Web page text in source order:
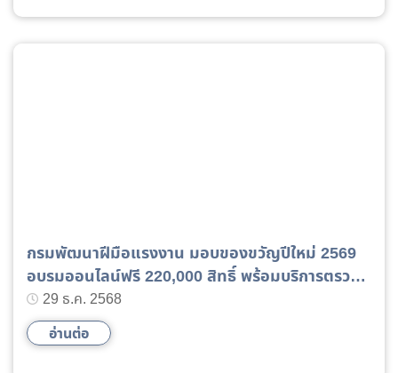
กรมพัฒนาฝีมือแรงงาน มอบของขวัญปีใหม่ 2569
อบรมออนไลน์ฟรี 220,000 สิทธิ์ พร้อมบริการตรวจ
สภาพรถช่วงปีใหม่ 2569
29 ธ.ค. 2568
อ่านต่อ